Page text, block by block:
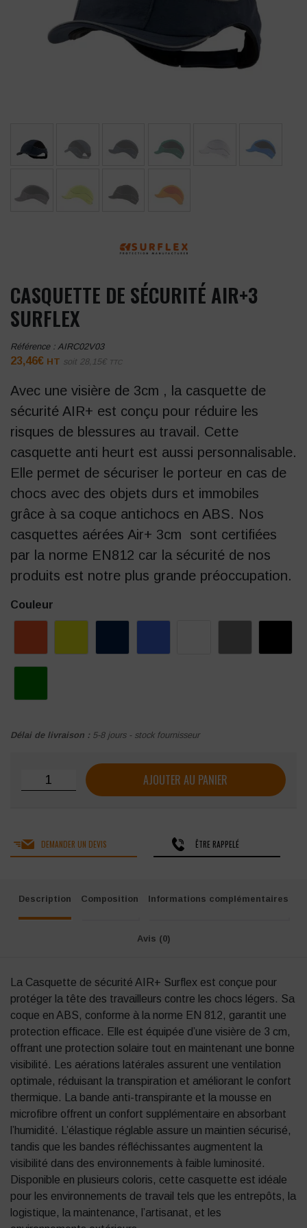
CASQUETTE DE SÉCURITÉ AIR+3
SURFLEX
Référence : AIRC02V03
23,46€ HT soit 28,15€ TTC
Avec une visière de 3cm , la casquette de
sécurité AIR+ est conçu pour réduire les
risques de blessures au travail. Cette
casquette anti heurt est aussi personnalisable.
Elle permet de sécuriser le porteur en cas de
chocs avec des objets durs et immobiles
grâce à sa coque antichocs en ABS. Nos
casquettes aérées Air+ 3cm sont certifiées
par la norme EN812 car la sécurité de nos
produits est notre plus grande préoccupation.
Couleur
Délai de livraison : 5-8 jours - stock fournisseur
quantité de Casquette de sécurité Air+3 Surflex
AJOUTER AU PANIER
DEMANDER UN DEVIS ÊTRE RAPPELÉ
Description Composition Informations complémentaires
Avis (0)
La Casquette de sécurité AIR+ Surflex est conçue pour
protéger la tête des travailleurs contre les chocs légers. Sa
coque en ABS, conforme à la norme EN 812, garantit une
protection efficace. Elle est équipée d’une visière de 3 cm,
offrant une protection solaire tout en maintenant une bonne
visibilité.
Les aérations latérales assurent une ventilation
optimale, réduisant la transpiration et améliorant le confort
thermique.
La bande anti-transpirante et la mousse en
microfibre offrent un confort supplémentaire en absorbant
l’humidité.
L’élastique réglable assure un maintien sécurisé,
tandis que les bandes réfléchissantes augmentent la
visibilité dans des environnements à faible luminosité.
Disponible en plusieurs coloris, cette casquette est idéale
pour les environnements de travail tels que les entrepôts, la
logistique, la maintenance, l’artisanat, et les